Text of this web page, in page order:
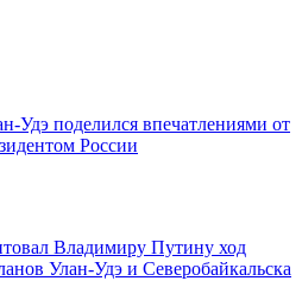
Удэ поделился впечатлениями от
России
Владимиру Путину ход
Улан-Удэ и Северобайкальска